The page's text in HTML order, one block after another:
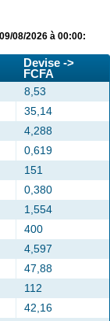
08/2026 à 00:00:
Devise ->
FCFA
8,53
35,14
4,288
0,619
151
0,380
1,554
400
4,597
47,88
112
42,16